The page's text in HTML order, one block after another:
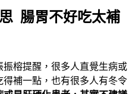
腸胃不好吃太補
榕提醒，很多人直覺生病或
補一點，也有很多人有冬令